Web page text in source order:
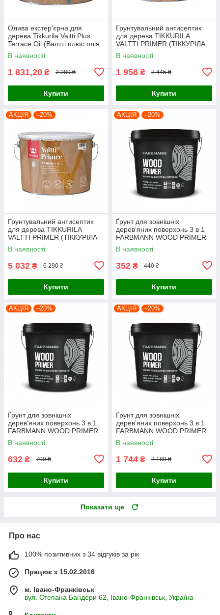
Олива екстер'єрна для
дерева Tikkurila Valtti Plus
Terrace Oil (Валтті плюс олія
для деревини) 2,7л, базис ЕС
В наявності
1 831,20 ₴ 2 289 ₴
Купити
Грунтувальний антисептик
для дерева TIKKURILA
VALTTI PRIMER (ТІККУРІЛА
ВАЛТТІ ПРАЙМЕР) 2.7 л
В наявності
1 956 ₴ 2 445 ₴
Купити
АКЦІЯ –20%
Грунтувальний антисептик
для дерева TIKKURILA
VALTTI PRIMER (ТІККУРІЛА
ВАЛТТІ ПРАЙМЕР) 9л
В наявності
5 032 ₴ 6 290 ₴
Купити
АКЦІЯ –20%
Ґрунт для зовнішніх
дерев’яних поверхонь 3 в 1
FARBMANN WOOD PRIMER
(ФАРБМЕН ВУД ПРАЙМЕР)
0.9л
В наявності
352 ₴ 440 ₴
Купити
АКЦІЯ –20%
Ґрунт для зовнішніх
дерев’яних поверхонь 3 в 1
FARBMANN WOOD PRIMER
(ФАРБМЕН ВУД ПРАЙМЕР)
2.7л
В наявності
632 ₴ 790 ₴
Купити
АКЦІЯ –20%
Ґрунт для зовнішніх
дерев’яних поверхонь 3 в 1
FARBMANN WOOD PRIMER
(ФАРБМЕН ВУД ПРАЙМЕР)
9л
В наявності
1 744 ₴ 2 180 ₴
Купити
Показати ще
Про нас
100% позитивних з 34 відгуків за рік
Працює з 15.02.2016
м. Івано-Франківськ
вул. Степана Бандери 62, Івано-Франківськ, Україна